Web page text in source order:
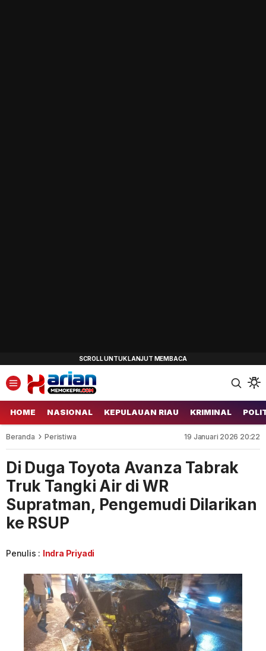
HOME NASIONAL KEPULAUAN RIAU KRIMINAL
Beranda Peristiwa 19 Januari 2026 20:22
Di Duga Toyota Avanza Tabrak
Truk Tangki Air di WR
Supratman, Pengemudi Dilarikan
ke RSUP
Penulis : Indra Priyadi